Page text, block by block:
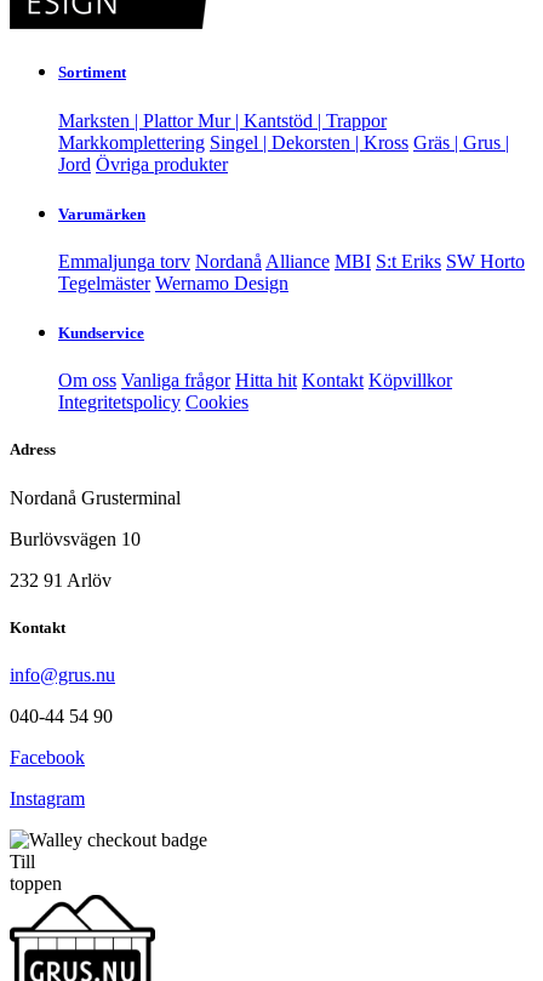
Sortiment
Marksten | PlattorMur | Kantstöd | Trappor
Markkomplettering Singel | Dekorsten | Kross Gräs | Grus |
Jord Övriga produkter
Varumärken
Emmaljunga torv Nordanå Alliance MBI S:t Eriks SW Horto
Tegelmäster Wernamo Design
Kundservice
Om oss Vanliga frågor Hitta hit Kontakt Köpvillkor
Integritetspolicy Cookies
Adress
Nordanå Grusterminal
Burlövsvägen 10
232 91 Arlöv
Kontakt
info@grus.nu
040-44 54 90
Facebook
Instagram
Till
toppen